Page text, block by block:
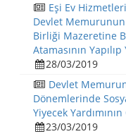
Eşi Ev
Devlet
Birliği Mazeretine
Atamasının
28/03/2019
Devlet
Dönemlerinde
Yiyecek
23/03/2019